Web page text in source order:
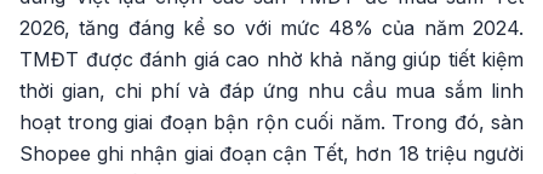
2026, tăng đáng kể so với mức 48% của năm 2024.
TMĐT được đánh giá cao nhờ khả năng giúp tiết kiệm
thời gian, chi phí và đáp ứng nhu cầu mua sắm linh
hoạt trong giai đoạn bận rộn cuối năm. Trong đó, sàn
Shopee ghi nhận giai đoạn cận Tết, hơn 18 triệu người